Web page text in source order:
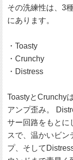
その洗練性は、3
にあります。
・Toasty
・Crunchy
・Distress
ToastyとCrunchy
アンプ歪み。
サー回路をもとに
スで、温かいビン
プ、そして